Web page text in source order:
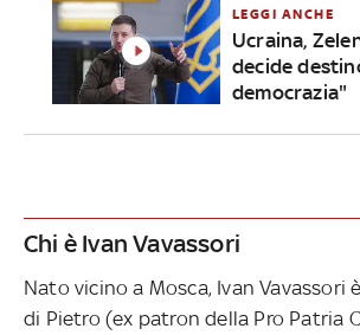
LEGGI ANCHE
Ucraina,
decide
democrazia"
Chi è Ivan Vavassori
Nato vicino a Mosca, Ivan Vavassori
di Pietro (ex patron della Pro Patria